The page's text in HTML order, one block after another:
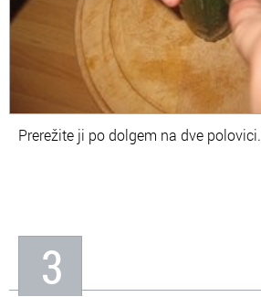
Prerežite ji po dolgem na dve polovici.
3